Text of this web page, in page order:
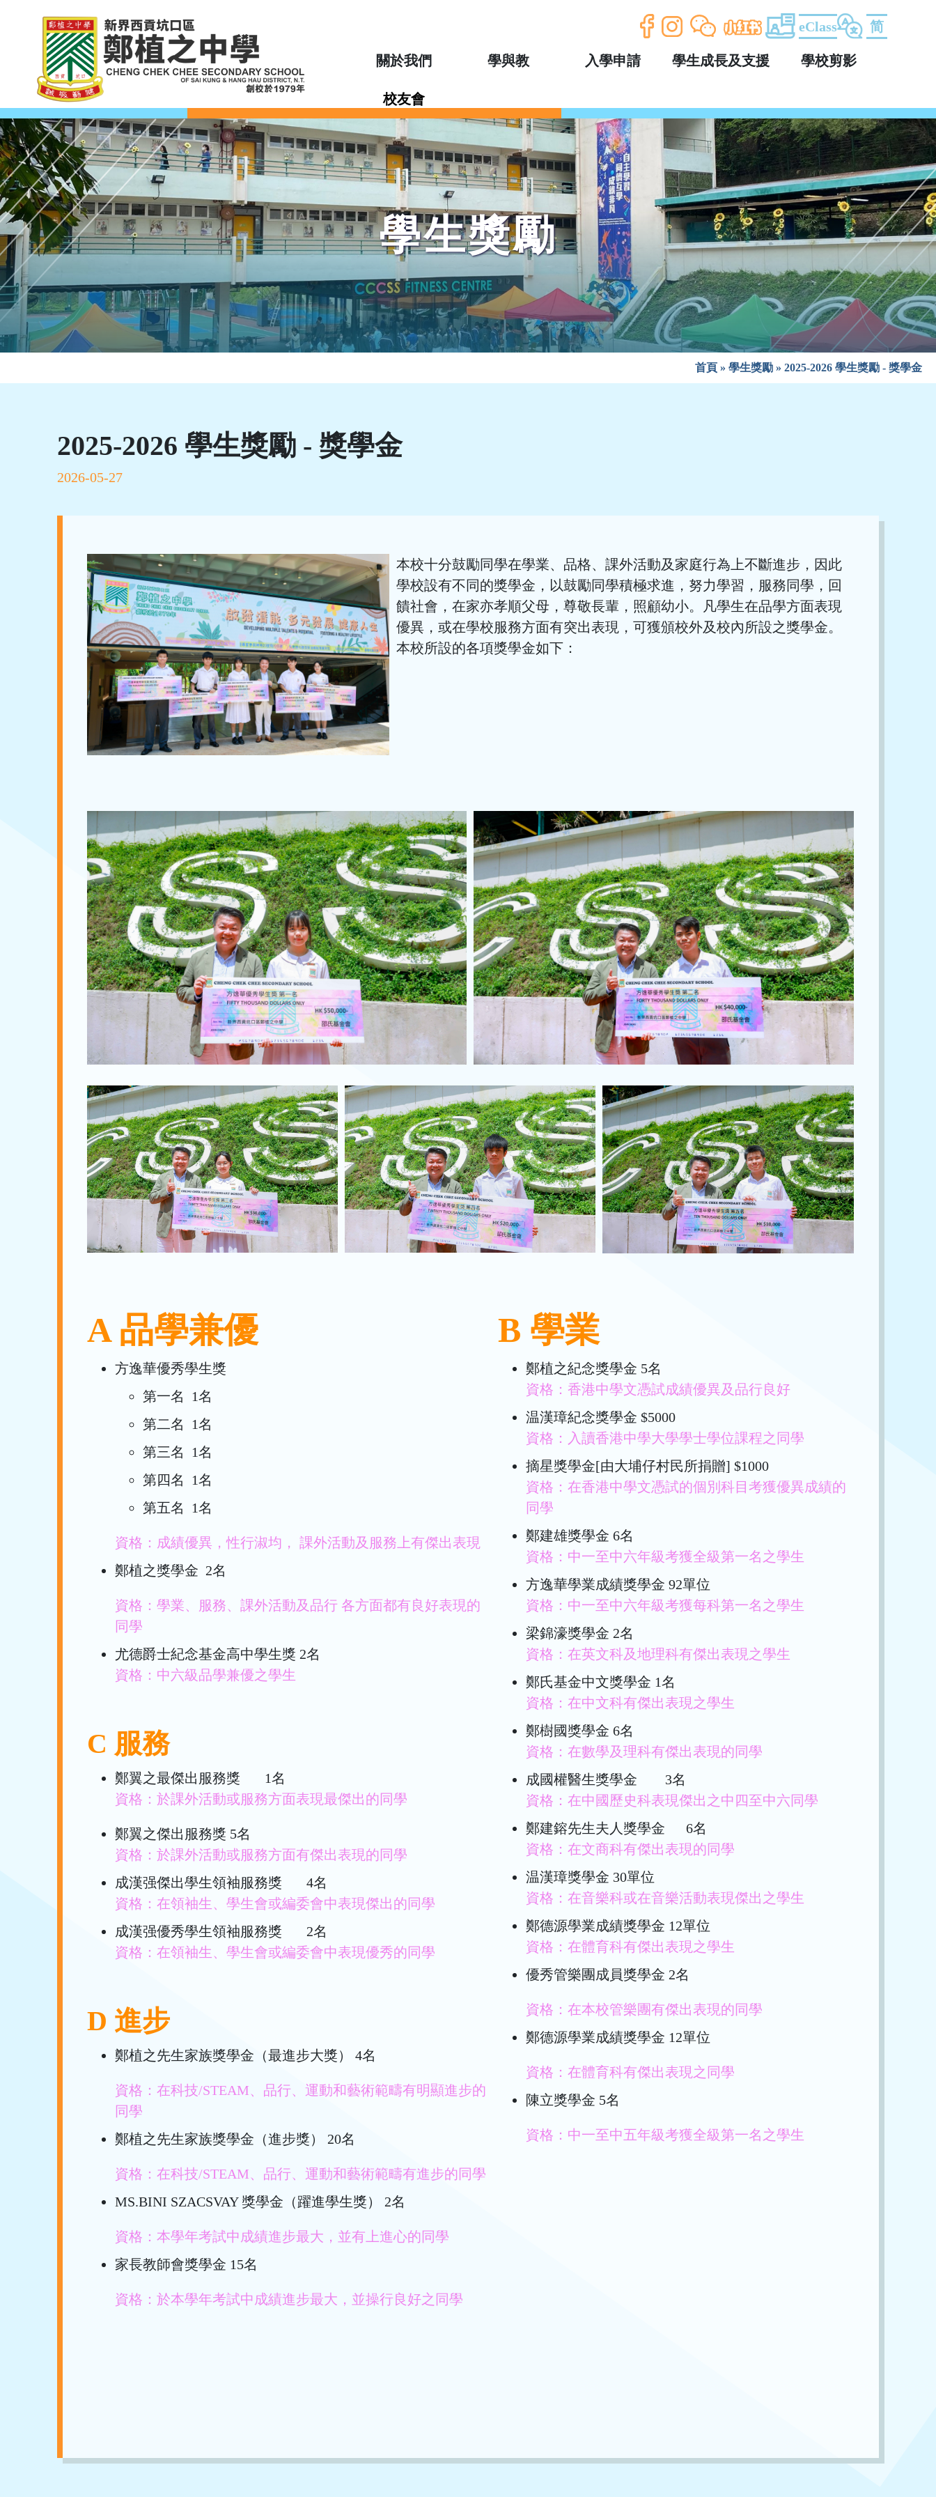
eClass 简
關於我們 學與教 入學申請 學生成長及支援 學校剪影
校友會
學生獎勵
首頁 » 學生獎勵 » 2025-2026 學生獎勵 - 獎學金
2025-2026 學生獎勵 - 獎學金
2026-05-27
本校十分鼓勵同學在學業、品格、課外活動及家庭行為上不斷進步，因此
學校設有不同的獎學金，以鼓勵同學積極求進，努力學習，服務同學，回
饋社會，在家亦孝順父母，尊敬長輩，照顧幼小。凡學生在品學方面表現
優異，或在學校服務方面有突出表現，可獲頒校外及校內所設之獎學金。
本校所設的各項獎學金如下：
A 品學兼優
方逸華優秀學生獎
第一名 1名
第二名 1名
第三名 1名
第四名 1名
第五名 1名
資格：成績優異，性行淑均， 課外活動及服務上有傑出表現
鄭植之獎學金 2名
資格：學業、服務、課外活動及品行 各方面都有良好表現的
同學
尤德爵士紀念基金高中學生獎 2名
資格：中六級品學兼優之學生
C 服務
鄭翼之最傑出服務獎 1名
資格：於課外活動或服務方面表現最傑出的同學
鄭翼之傑出服務獎 5名
資格：於課外活動或服務方面有傑出表現的同學
成漢强傑出學生領袖服務獎 4名
資格：在領袖生、學生會或編委會中表現傑出的同學
成漢强優秀學生領袖服務獎 2名
資格：在領袖生、學生會或編委會中表現優秀的同學
D 進步
鄭植之先生家族獎學金（最進步大獎） 4名
資格：在科技/STEAM、品行、運動和藝術範疇有明顯進步的
同學
鄭植之先生家族獎學金（進步獎） 20名
資格：在科技/STEAM、品行、運動和藝術範疇有進步的同學
MS.BINI SZACSVAY 獎學金（躍進學生獎） 2名
資格：本學年考試中成績進步最大，並有上進心的同學
家長教師會獎學金 15名
資格：於本學年考試中成績進步最大，並操行良好之同學
B 學業
鄭植之紀念獎學金 5名
資格：香港中學文憑試成績優異及品行良好
温漢璋紀念獎學金 $5000
資格：入讀香港中學大學學士學位課程之同學
摘星獎學金[由大埔仔村民所捐贈] $1000
資格：在香港中學文憑試的個別科目考獲優異成績的
同學
鄭建雄獎學金 6名
資格：中一至中六年級考獲全級第一名之學生
方逸華學業成績獎學金 92單位
資格：中一至中六年級考獲每科第一名之學生
梁錦濠獎學金 2名
資格：在英文科及地理科有傑出表現之學生
鄭氏基金中文獎學金 1名
資格：在中文科有傑出表現之學生
鄭樹國獎學金 6名
資格：在數學及理科有傑出表現的同學
成國權醫生獎學金 3名
資格：在中國歷史科表現傑出之中四至中六同學
鄭建鎔先生夫人獎學金 6名
資格：在文商科有傑出表現的同學
温漢璋獎學金 30單位
資格：在音樂科或在音樂活動表現傑出之學生
鄭德源學業成績獎學金 12單位
資格：在體育科有傑出表現之學生
優秀管樂團成員獎學金 2名
資格：在本校管樂團有傑出表現的同學
鄭德源學業成績獎學金 12單位
資格：在體育科有傑出表現之同學
陳立獎學金 5名
資格：中一至中五年級考獲全級第一名之學生